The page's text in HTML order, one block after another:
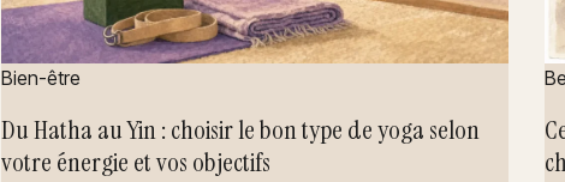
Bien-être
Du Hatha au Yin : choisir le bon type de yoga selon
votre énergie et vos objectifs